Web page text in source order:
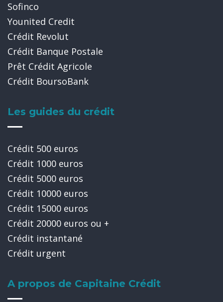
Sofinco
Younited Credit
Crédit Revolut
Crédit Banque Postale
Prêt Crédit Agricole
Crédit BoursoBank
Les guides du crédit
Crédit 500 euros
Crédit 1000 euros
Crédit 5000 euros
Crédit 10000 euros
Crédit 15000 euros
Crédit 20000 euros ou +
Crédit instantané
Crédit urgent
A propos de Capitaine Crédit